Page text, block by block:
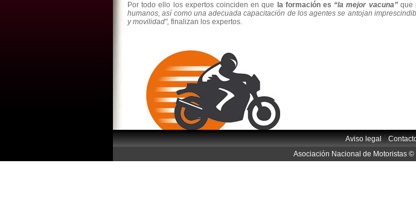
Por todo ello los expertos coinciden en que
la formación es “la mejor vacuna” que
humanos, así como una adecuada capacitación de los agentes se antojan
y movilidad", finalizan los expertos.
Aviso legal|
Asociación Nacional de Motoristas